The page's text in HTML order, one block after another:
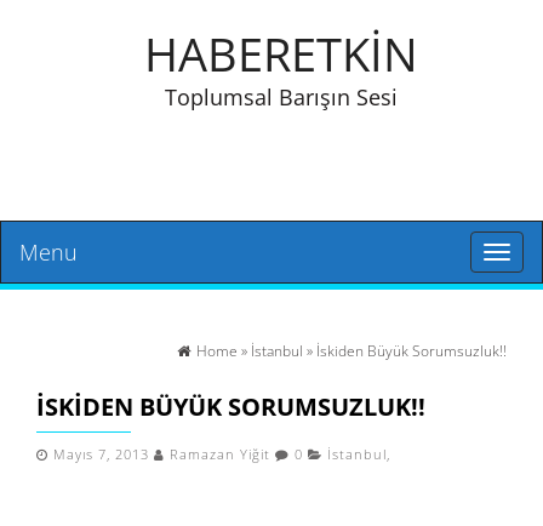
HABERETKİN
Toplumsal Barışın Sesi
Toggle
Menu
Home » İstanbul » İskiden Büyük Sorumsuzluk!!
İSKIDEN BÜYÜK SORUMSUZLUK!!
Mayıs 7, 2013 Ramazan Yiğit 0 İstanbul,